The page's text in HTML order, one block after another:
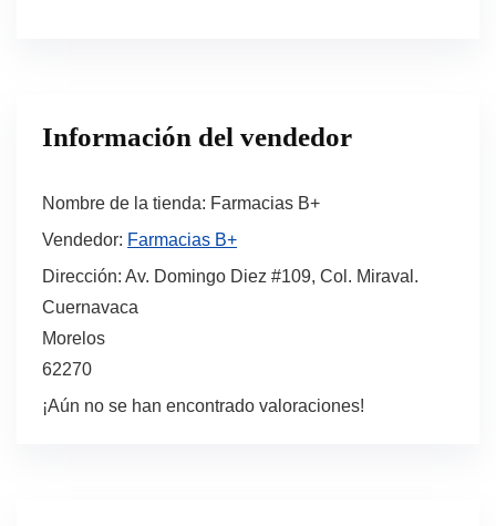
Información del vendedor
Nombre de la tienda: Farmacias B+
Vendedor: Farmacias B+
Dirección: Av. Domingo Diez #109, Col. Miraval.
Cuernavaca
Morelos
62270
¡Aún no se han encontrado valoraciones!